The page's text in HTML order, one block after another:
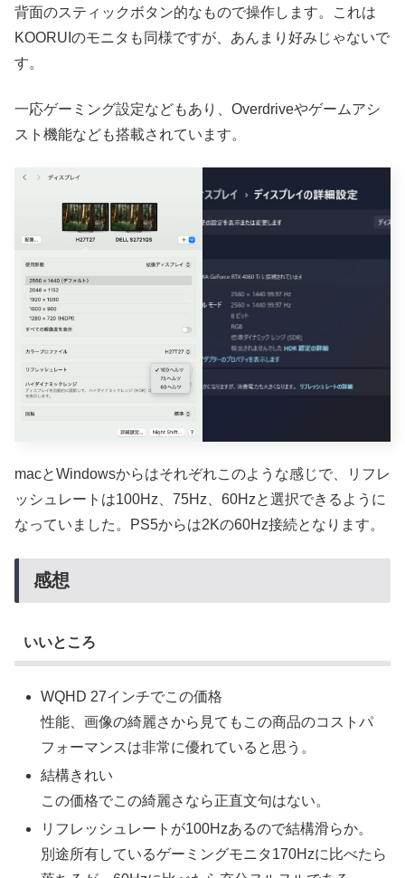
背面のスティックボタン的なもので操作します。これは
KOORUIのモニタも同様ですが、あんまり好みじゃないで
す。
一応ゲーミング設定などもあり、Overdriveやゲームアシ
スト機能なども搭載されています。
macとWindowsからはそれぞれこのような感じで、リフレ
ッシュレートは100Hz、75Hz、60Hzと選択できるように
なっていました。PS5からは2Kの60Hz接続となります。
感想
いいところ
WQHD 27インチでこの価格
性能、画像の綺麗さから見てもこの商品のコストパ
フォーマンスは非常に優れていると思う。
結構きれい
この価格でこの綺麗さなら正直文句はない。
リフレッシュレートが100Hzあるので結構滑らか。
別途所有しているゲーミングモニタ170Hzに比べたら